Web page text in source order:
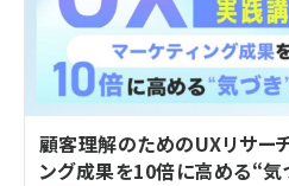
顧客理解のためのUXリサー
ング成果を10倍に高める“